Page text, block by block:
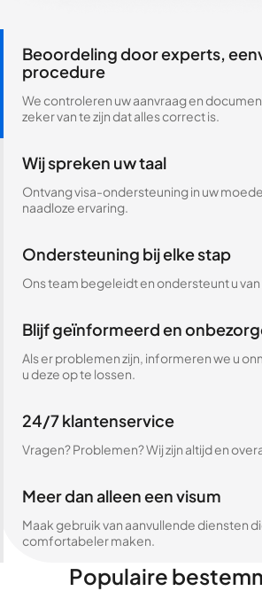
Beoordeling door experts,
procedure
We controleren uw aanvraag en
zeker van te zijn dat alles correct is.
Wij spreken uw taal
Ontvang visa-ondersteuning in uw
naadloze ervaring.
Ondersteuning bij elke stap
Ons team begeleidt en ondersteunt u
Blijf geïnformeerd en
Als er problemen zijn, informeren we u
u deze op te lossen.
24/7 klantenservice
Vragen? Problemen? Wij zijn altijd en
Meer dan alleen een visum
Maak gebruik van aanvullende diensten
comfortabeler maken.
Populaire